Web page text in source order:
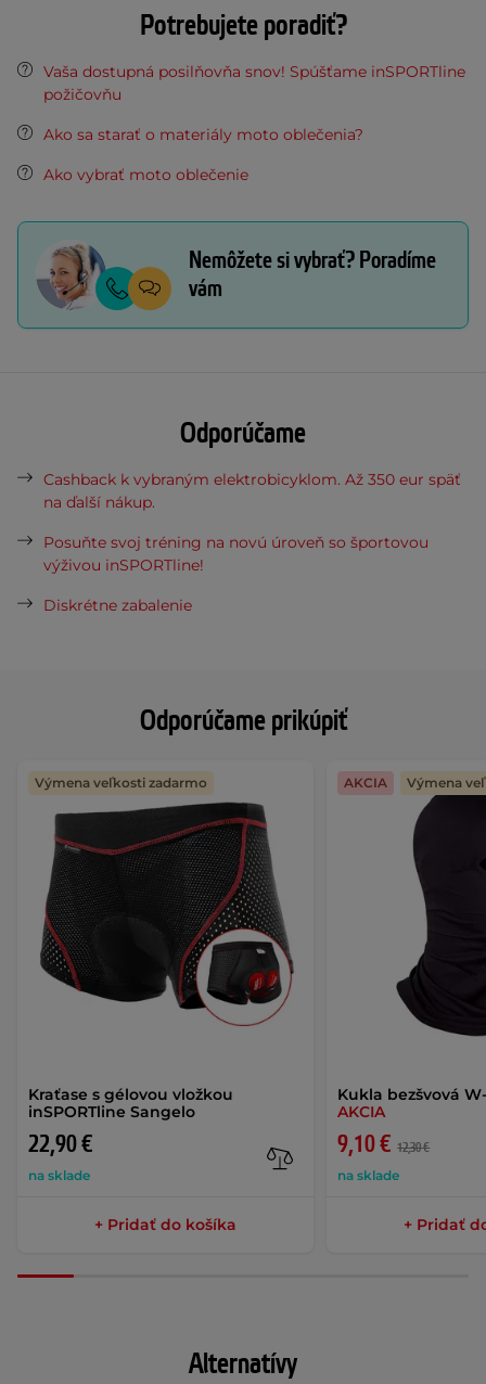
Odporúčame prikúpiť
Kraťase s gélovou vložkou
inSPORTline Sangelo
22,90 €
na sklade
Výmena veľkosti zadarmo
+ Pridať do košíka
Kukla bezšvová
AKCIA
9,10 € 12,30 €
na sklade
AKCIA Výmena
+ Pridať
Potrebujete poradiť?
Vaša dostupná posilňovňa snov! Spúšťame inSPORTline
požičovňu
Ako sa starať o materiály moto oblečenia?
Ako vybrať moto oblečenie
Nemôžete si vybrať? Poradíme
vám
Odporúčame
Cashback k vybraným elektrobicyklom. Až 350 eur späť
na ďalší nákup.
Posuňte svoj tréning na novú úroveň so športovou
výživou inSPORTline!
Diskrétne zabalenie
Alternatívy